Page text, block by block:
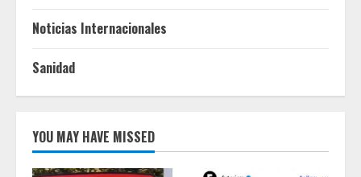
Noticias Internacionales
Sanidad
YOU MAY HAVE MISSED